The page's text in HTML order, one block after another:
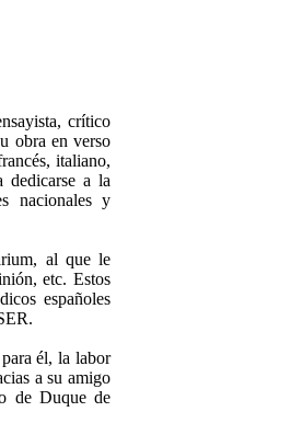
crítico
obra en verso
italiano,
dedicarse a la
nacionales y
al que le
etc. Estos
españoles
él, la labor
a su amigo
de Duque de